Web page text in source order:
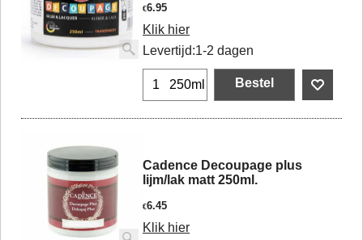
€6.95
Klik hier
Levertijd:1-2 dagen
250ml Bestel
Cadence Decoupage plus
lijm/lak matt 250ml.
€6.45
Klik hier